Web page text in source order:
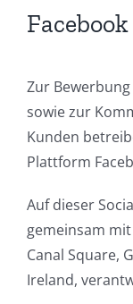
Facebook
Zur
sowie zur
Kunden
Plattform
Auf dieser
gemeinsam
Canal Square,
Ireland,